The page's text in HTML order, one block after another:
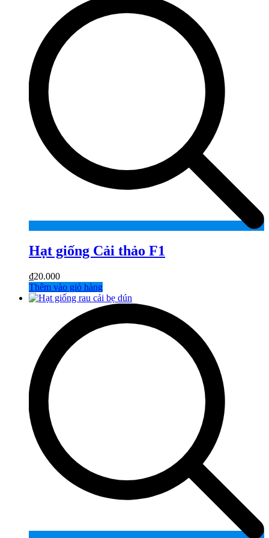
Hạt giống Cải thảo F1
₫20.000
Thêm vào giỏ hàng